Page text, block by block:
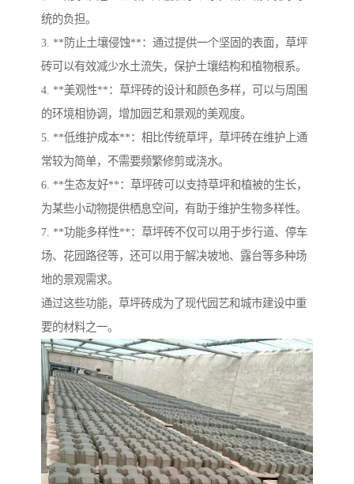
统的负担。
3. **防止土壤侵蚀**：通过提供一个坚固的表面，草坪
砖可以有效减少水土流失，保护土壤结构和植物根系。
4. **美观性**：草坪砖的设计和颜色多样，可以与周围
的环境相协调，增加园艺和景观的美观度。
5. **低维护成本**：相比传统草坪，草坪砖在维护上通
常较为简单，不需要频繁修剪或浇水。
6. **生态友好**：草坪砖可以支持草坪和植被的生长，
为某些小动物提供栖息空间，有助于维护生物多样性。
7. **功能多样性**：草坪砖不仅可以用于步行道、停车
场、花园路径等，还可以用于解决坡地、露台等多种场
地的景观需求。
通过这些功能，草坪砖成为了现代园艺和城市建设中重
要的材料之一。